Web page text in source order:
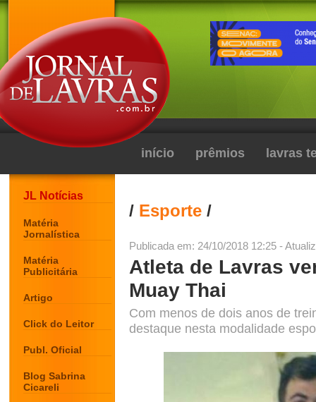
início prêmios lavras
JL Notícias
Matéria
Jornalística
Matéria
Publicitária
Artigo
Click do Leitor
Publ. Oficial
Blog Sabrina
Cicareli
/ Esporte /
Publicada em: 24/10/2018 12:25 -
Atleta de Lavras
Muay Thai
Com menos de dois anos de
destaque nesta modalidade